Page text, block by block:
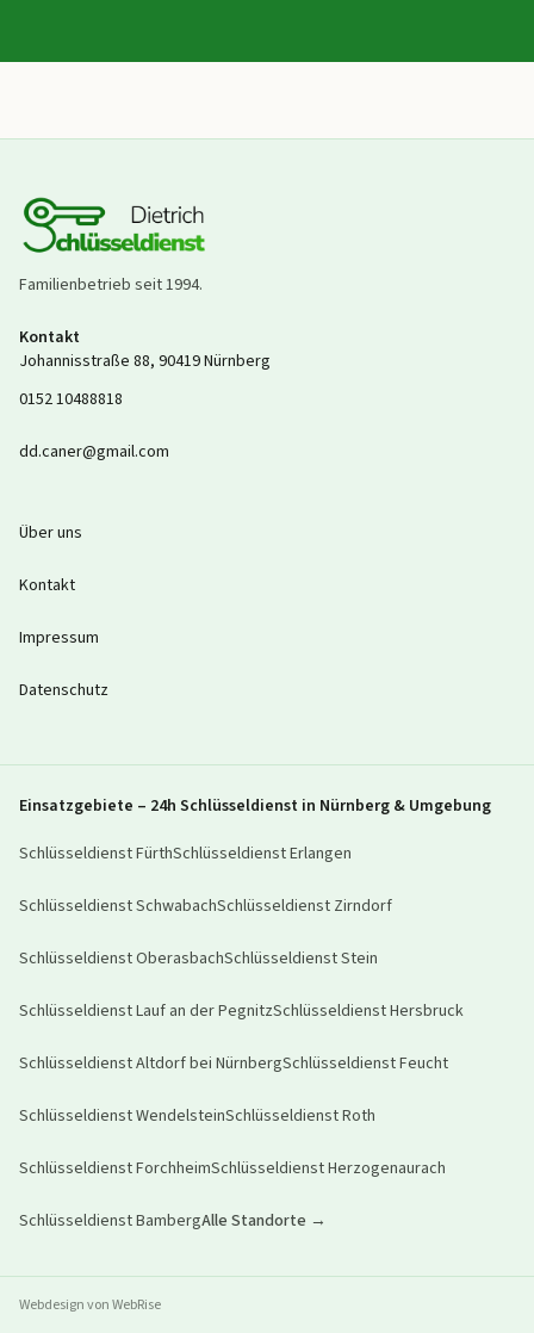
Familienbetrieb seit1994.
Kontakt
Johannisstraße 88, 90419Nürnberg
0152 10488818
dd.caner@gmail.com
Über uns
Kontakt
Impressum
Datenschutz
Einsatzgebiete – 24h Schlüsseldienst in Nürnberg & Umgebung
SchlüsseldienstFürthSchlüsseldienstErlangen
SchlüsseldienstSchwabachSchlüsseldienst Zirndorf
SchlüsseldienstOberasbachSchlüsseldienstStein
SchlüsseldienstLauf an der PegnitzSchlüsseldienstHersbruck
SchlüsseldienstAltdorf bei NürnbergSchlüsseldienstFeucht
SchlüsseldienstWendelsteinSchlüsseldienstRoth
SchlüsseldienstForchheimSchlüsseldienstHerzogenaurach
SchlüsseldienstBambergAlle Standorte →
Webdesign von WebRise